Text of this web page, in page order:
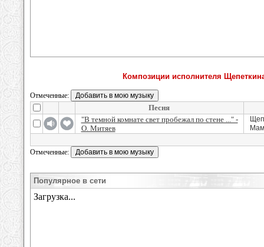
Композиции исполнителя
Отмеченные:
Песня
"В темной комнате свет пробежал по стене ..." -
О. Митяев
Отмеченные:
Популярное в сети